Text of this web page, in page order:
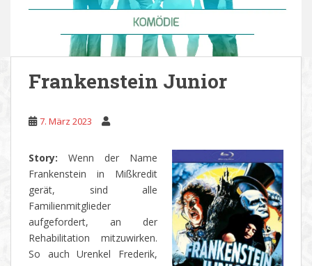
Frankenstein Junior
7. März 2023
Story: Wenn der Name
Frankenstein in Mißkredit
gerät, sind alle
Familienmitglieder
aufgefordert, an der
Rehabilitation mitzuwirken.
So auch Urenkel Frederik,